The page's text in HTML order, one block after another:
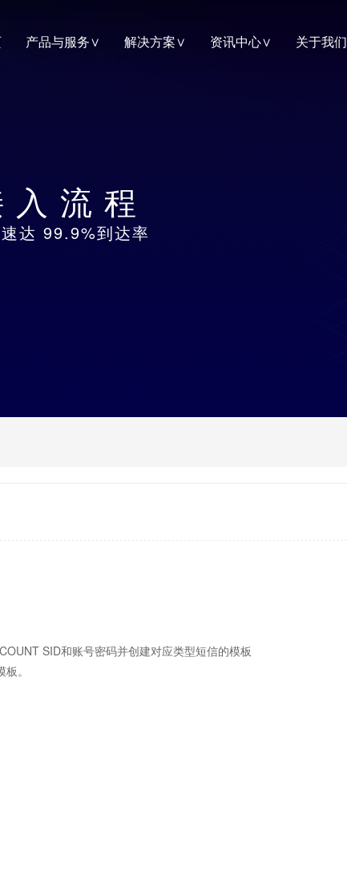
产品与服务 解决方案 资讯中心 关于我们
流程
达 99.9%到达率
SID和账号密码并创建对应类型短信的模板
。